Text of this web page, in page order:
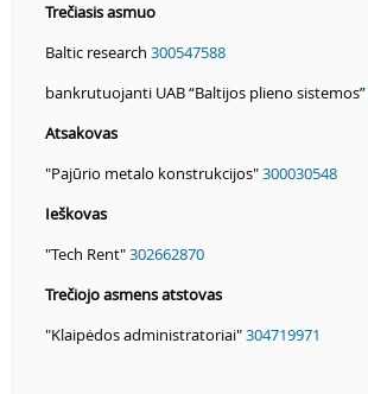
Trečiasis asmuo
Baltic research 300547588
bankrutuojanti UAB “Baltijos plieno sistemos”
Atsakovas
"Pajūrio metalo konstrukcijos"300030548
Ieškovas
"Tech Rent"302662870
Trečiojo asmens atstovas
"Klaipėdos administratoriai"304719971